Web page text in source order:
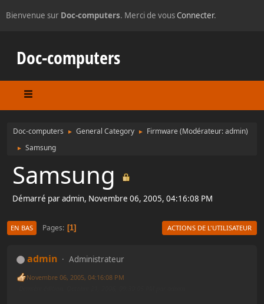
Bienvenue sur Doc-computers. Merci de vousConnecter.
Doc-computers
Doc-computers ► General Category ► Firmware (Modérateur:admin)
► Samsung
Samsung
Démarré par admin, Novembre 06, 2005, 04:16:08 PM
EN BAS Pages 1 ACTIONS DE L'UTILISATEUR
admin Administrateur
Novembre 06, 2005, 04:16:08 PM